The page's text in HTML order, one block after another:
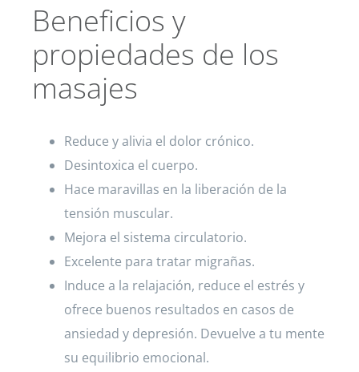
Beneficios y
propiedades de los
masajes
Reduce y alivia el dolor crónico.
Desintoxica el cuerpo.
Hace maravillas en la liberación de la
tensión muscular.
Mejora el sistema circulatorio.
Excelente para tratar migrañas.
Induce a la relajación, reduce el estrés y
ofrece buenos resultados en casos de
ansiedad y depresión. Devuelve a tu mente
su equilibrio emocional.